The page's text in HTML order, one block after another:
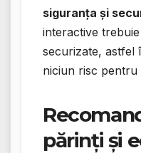
siguranța și
interactive
securizate, astfel
niciun risc pentru
părinți și